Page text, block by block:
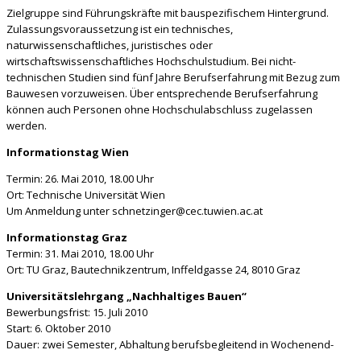
Zielgruppe sind Führungskräfte mit bauspezifischem Hintergrund.
Zulassungsvoraussetzung ist ein technisches,
naturwissenschaftliches, juristisches oder
wirtschaftswissenschaftliches Hochschulstudium. Bei nicht-
technischen Studien sind fünf Jahre Berufserfahrung mit Bezug zum
Bauwesen vorzuweisen. Über entsprechende Berufserfahrung
können auch Personen ohne Hochschulabschluss zugelassen
werden.
Informationstag Wien
Termin: 26. Mai 2010, 18.00 Uhr
Ort: Technische Universität Wien
Um Anmeldung unter schnetzinger@cec.tuwien.ac.at
Informationstag Graz
Termin: 31. Mai 2010, 18.00 Uhr
Ort: TU Graz, Bautechnikzentrum, Inffeldgasse 24, 8010 Graz
Universitätslehrgang „Nachhaltiges Bauen“
Bewerbungsfrist: 15. Juli 2010
Start: 6. Oktober 2010
Dauer: zwei Semester, Abhaltung berufsbegleitend in Wochenend-